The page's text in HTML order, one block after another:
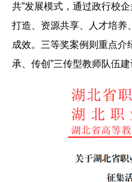
共”发展模式，通过政行校
打造、资源共享、人才培养
成效。三等奖案例则重点介
承、传创”三传型教师队伍建